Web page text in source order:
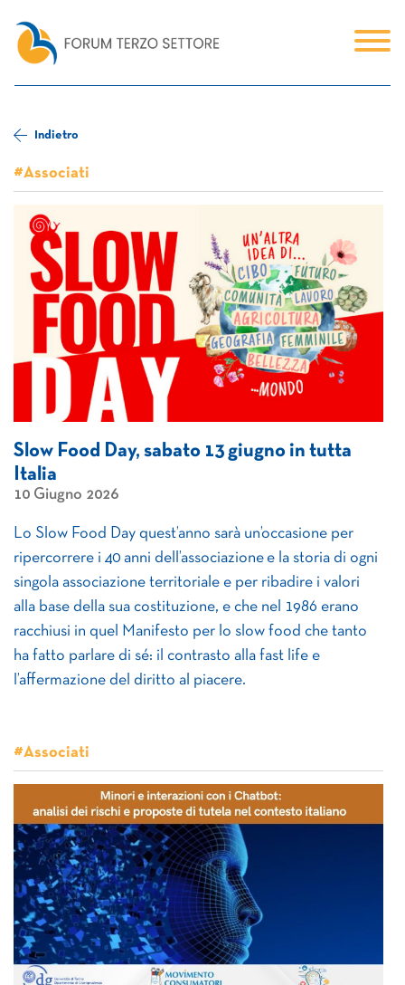
Indietro
#Associati
Slow Food Day, sabato 13 giugno in tutta
Italia
10 Giugno 2026
Lo Slow Food Day quest’anno sarà un’occasione per
ripercorrere i 40 anni dell’associazione e la storia di ogni
singola associazione territoriale e per ribadire i valori
alla base della sua costituzione, e che nel 1986 erano
racchiusi in quel Manifesto per lo slow food che tanto
ha fatto parlare di sé: il contrasto alla fast life e
l’affermazione del diritto al piacere.
#Associati